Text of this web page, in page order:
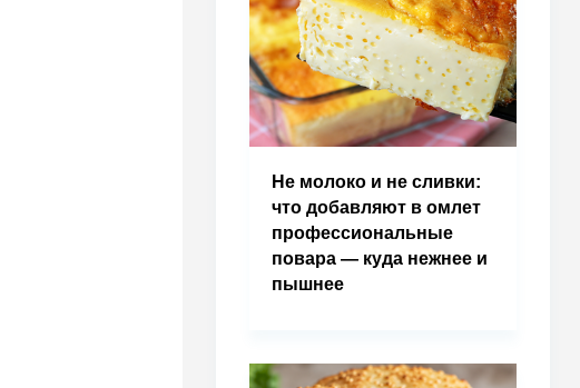
Не молоко и не сливки:
что добавляют в омлет
профессиональные
повара — куда нежнее и
пышнее